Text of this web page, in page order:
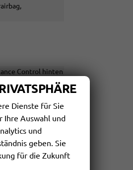
Control hinten
vorhanden
LED
Pannenkit
Dienste für Sie
Ihre Auswahl und
und
geben. Sie
für die Zukunft